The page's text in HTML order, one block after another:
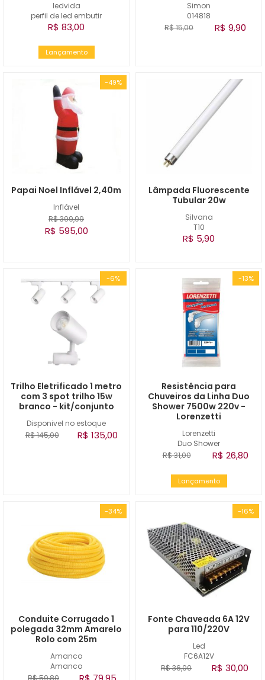
ledvida
perfil de led embutir
R$ 83,00
Lançamento
Simon
014818
R$ 15,00 R$ 9,90
-49%
Inflável
Papai Noel Inflável 2,40m
R$ 399,99
R$ 595,00
Silvana
T10
Lâmpada Fluorescente
Tubular 20w
R$ 5,90
-6%
Disponivel no estoque
Trilho Eletrificado 1 metro
com 3 spot trilho 15w
branco - kit/conjunto
R$ 145,00 R$ 135,00
-13%
Lorenzetti
Duo Shower
Resistência para
Chuveiros da Linha Duo
Shower 7500w 220v -
Lorenzetti
R$ 31,00 R$ 26,80
Lançamento
-34%
Amanco
Amanco
Conduite Corrugado 1
polegada 32mm Amarelo
Rolo com 25m
R$ 59,80
-16%
Led
FC6A12V
Fonte Chaveada 6A 12V
para 110/220V
R$ 36,00 R$ 30,00